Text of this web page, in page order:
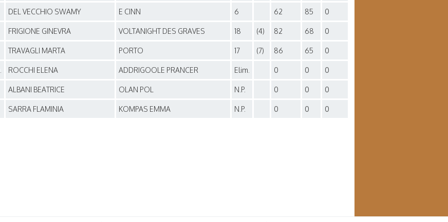
DEL VECCHIO SWAMY E CINN 6 62 85 0
FRIGIONE GINEVRA VOLTANIGHT DES GRAVES 18 (4) 82 68 0
TRAVAGLI MARTA PORTO 17 (7) 86 65 0
ROCCHI ELENA ADDRIGOOLE PRANCER Elim. 0 0 0
ALBANI BEATRICE OLAN POL N.P. 0 0 0
SARRA FLAMINIA KOMPAS EMMA N.P. 0 0 0